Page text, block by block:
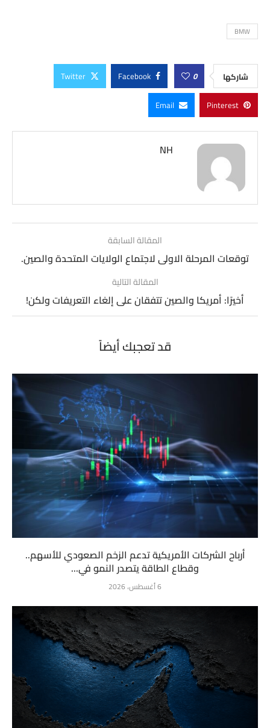
BMW
شاركها 0
Facebook
Twitter
Pinterest
Email
NH
المقالة السابقة
توقعات المرحلة الاولى لاجتماع الولايات المتحدة والصين.
المقالة التالية
أخيرًا: أمريكا والصين تتفقان على إلغاء التعريفات ولكن!
قد تعجبك أيضاً
أرباح الشركات الأمريكية تدعم الزخم الصعودي للأسهم..
وقطاع الطاقة يتصدر النمو في...
6 أغسطس، 2026